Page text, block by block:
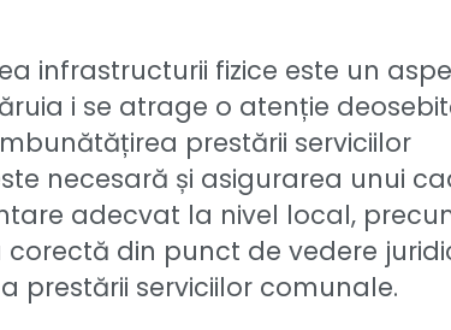
infrastructurii fizice este un
i se atrage o atenție
prestării serviciilor
necesară și asigurarea unui
adecvat la nivel local,
din punct de vedere
prestării serviciilor comunale.